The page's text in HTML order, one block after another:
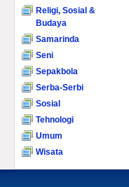
Religi, Sosial &
Budaya
Samarinda
Seni
Sepakbola
Serba-Serbi
Sosial
Tehnologi
Umum
Wisata